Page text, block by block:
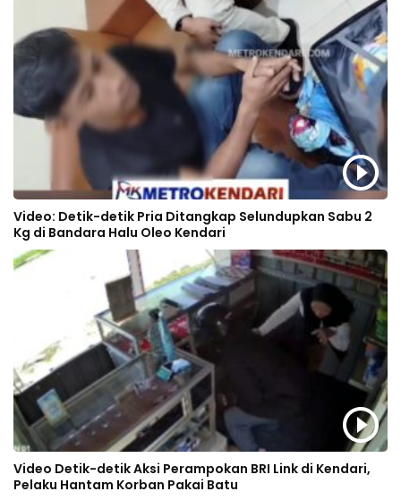
Video: Detik-detik Pria Ditangkap Selundupkan Sabu 2
Kg di Bandara Halu Oleo Kendari
Video Detik-detik Aksi Perampokan BRI Link di Kendari,
Pelaku Hantam Korban Pakai Batu